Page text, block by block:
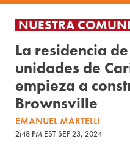
NUESTRA
La residencia
unidades de
empieza a
Brownsville
EMANUEL MARTELLI
2:48 PM EST SEP 23, 2024